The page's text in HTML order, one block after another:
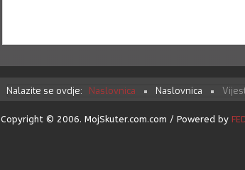
Nalazite se ovdje: Naslovnica Naslovnica
Copyright © 2006. MojSkuter.com.com / Powered by